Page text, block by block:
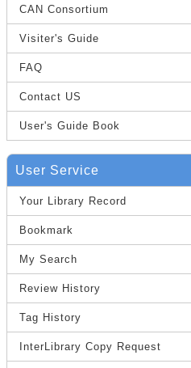
CAN Consortium
Visiter's Guide
FAQ
Contact US
User's Guide Book
User Service
Your Library Record
Bookmark
My Search
Review History
Tag History
InterLibrary Copy Request